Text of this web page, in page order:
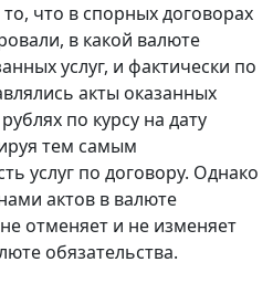
что в спорных договорах
в какой валюте
услуг, и фактически по
акты оказанных
по курсу на дату
тем самым
услуг по договору. Однако
актов в валюте
отменяет и не изменяет
обязательства.